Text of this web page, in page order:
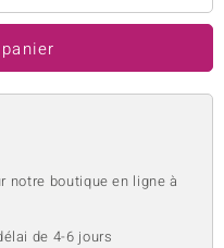
notre boutique en ligne à
de 4-6 jours